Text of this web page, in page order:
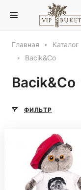
Главная Каталог
Bacik&Co
Bacik&Co
ФИЛЬТР